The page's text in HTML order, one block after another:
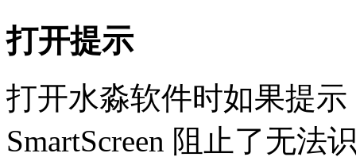
打开提示
打开水淼软件时如果提示
SmartScreen 阻止了无法